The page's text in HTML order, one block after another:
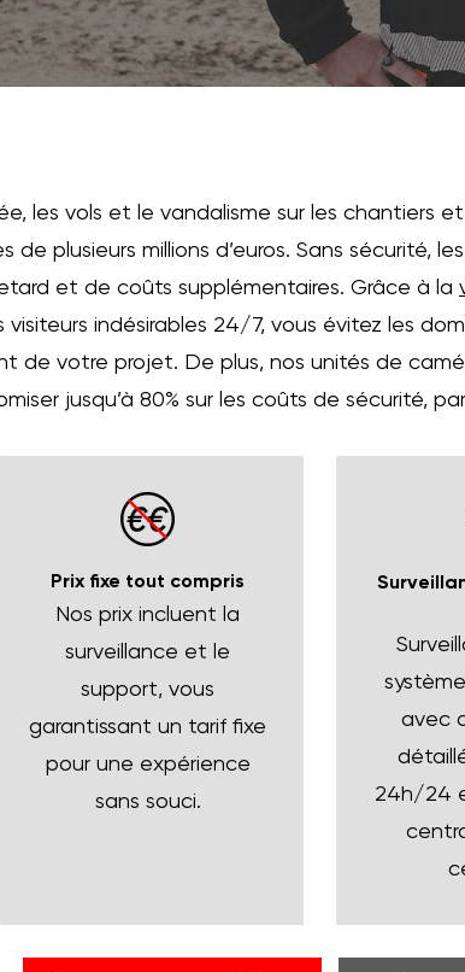
les vols et le vandalisme sur les chantiers
de plusieurs millions d’euros. Sans sécurité,
et de coûts supplémentaires. Grâce à la
indésirables 24/7, vous évitez les
de votre projet. De plus, nos unités de
jusqu’à 80% sur les coûts de sécurité,
Prix fixe tout compris
Nos prix incluent la
surveillance et le
support, vous
garantissant un tarif fixe
pour une expérience
sans souci.
avec
24h/24